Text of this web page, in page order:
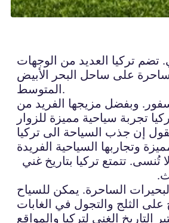
تضم تركيا العديد من الوجهات
على ساحل البحر الأبيض
المتوسط.
وبفضل مزيجها الفريد من
إن جذب السياحة الى تركيا
تتمتع تركيا بتاريخ غني
الساحرة. يمكن للسياح
الغني لتركيا والمواقع